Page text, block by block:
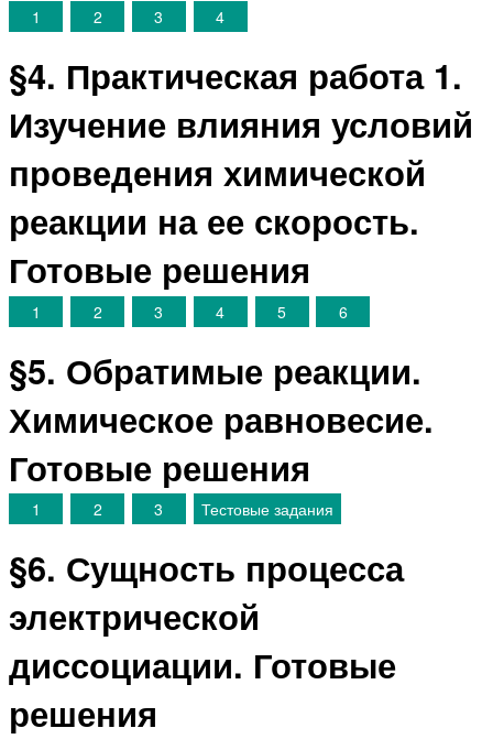
1 2 3 4
§4. Практическая работа 1.
Изучение влияния условий
проведения химической
реакции на ее скорость.
Готовые решения
1 2 3 4 5 6
§5. Обратимые реакции.
Химическое равновесие.
Готовые решения
1 2 3 Тестовые задания
§6. Сущность процесса
электрической
диссоциации. Готовые
решения